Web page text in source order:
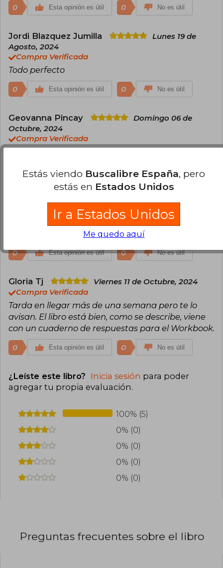
enseñanza del inglés, utilizada en academias,
universidades y centros de idiomas de
integrar contenidos modernos, ejercicios
comunicativos y recursos multimedia que
facilitan el aprendizaje progresivo. A través de
su trabajo editorial, Latham-Koenig ha
contribuido significativamente a la evolución de
del inglés.
0 Esta opinión es útil 0 No es útil
Jordi Blazquez Jumilla
Lunes 19 de
Agosto, 2024
Compra Verificada
Todo perfecto
0 Esta opinión es útil 0 No es útil
Geovanna Pincay
Domingo 06 de
Octubre, 2024
Compra Verificada
Esta opinión es útil 0 No es útil
Compra Verificada
0 Esta opinión es útil 0 No es útil
Gloria Tj
Viernes 11 de Octubre, 2024
Compra Verificada
Tarda en llegar más de una semana pero te lo
avisan. El libro está bien, como se describe, viene
con un cuaderno de respuestas para el Workbook.
0 Esta opinión es útil 0 No es útil
¿Leíste este libro? Inicia sesión para poder
agregar tu propia evaluación.
100% (5)
0% (0)
0% (0)
0% (0)
0% (0)
Preguntas frecuentes sobre el libro
Estás viendo Buscalibre España, pero
estás en Estados Unidos
Ir a Estados Unidos
Me quedo aquí